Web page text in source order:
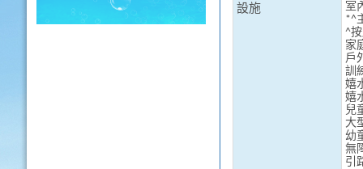
設施
室
*^
^
家
戶
訓
嬉
嬉
兒
大
幼
無
引